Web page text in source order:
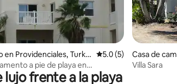
5.0 de 5, 7 reseñas
en Providenciales, Turks
Calificación promedio:
5.0 (5)
a pie de playa en
Point
Casa de
Villa Sara
frente a la playa